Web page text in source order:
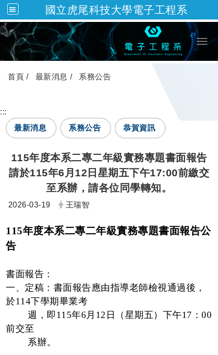
國立虎尾科技大學電子工程系
跳到主要內容
首頁 最新消息 系務公告
:::
最新消息
系務公告 恭賀資訊
115年度本系二專二年級實務專題書面報告
請於115年6月12日星期五下午17:00前繳交
至系辦，請各位同學轉知。
日期：
2026-03-19 發布者：
王瑞智
115年度本系二專二年級實務專題書面報告公
告
書面報告：
一、定稿：書面報告應由指導老師檢視通過後，
於114下學期畢業考
週，即115年6 月 12 日（星期五）下午17 ： 00
前交至
系辦。